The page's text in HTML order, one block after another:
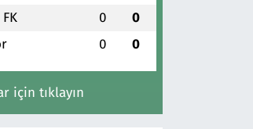
0 0
0 0
için tıklayın